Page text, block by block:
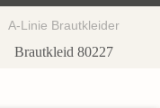
A-Linie Brautkleider
Brautkleid 80227